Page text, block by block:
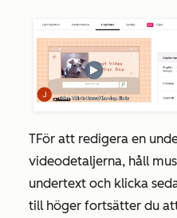
TFör att redigera en
videodetaljerna, håll
undertext och klicka
till höger fortsätter du